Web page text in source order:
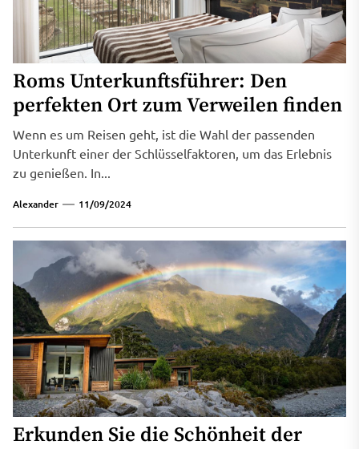
Roms Unterkunftsführer: Den
perfekten Ort zum Verweilen finden
Wenn es um Reisen geht, ist die Wahl der passenden
Unterkunft einer der Schlüsselfaktoren, um das Erlebnis
zu genießen. In...
Alexander 11/09/2024
Erkunden Sie die Schönheit der